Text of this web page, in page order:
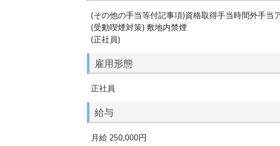
(その他の手当等付記事項)資格取得手当時間外手当
(受動喫煙対策) 敷地内禁煙
(正社員)
雇用形態
正社員
給与
月給 250,000円